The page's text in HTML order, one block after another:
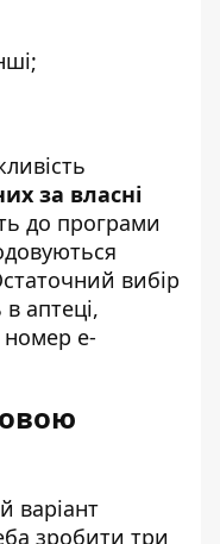
за власні
до програми
вибір
аптеці,
е-
варіант
зробити три